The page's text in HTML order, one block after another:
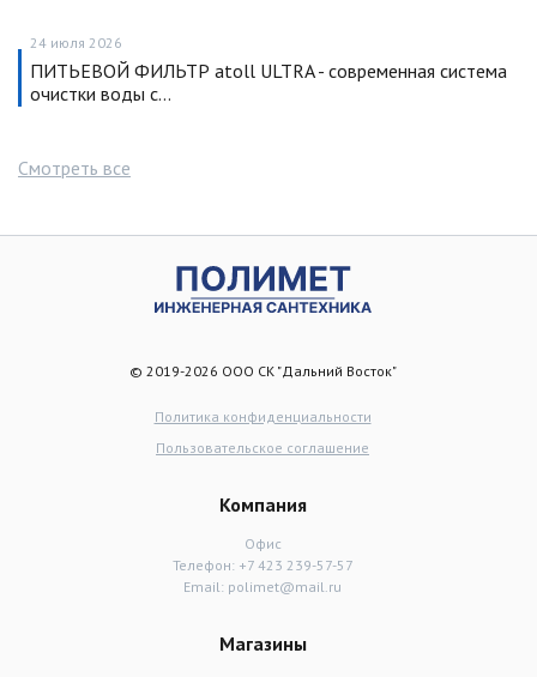
24 июля 2026
ПИТЬЕВОЙ ФИЛЬТР atoll ULTRA - современная система
очистки воды с…
Смотреть все
© 2019-2026 ООО СК "Дальний Восток"
Политика конфиденциальности
Пользовательское соглашение
Компания
Офис
Телефон: +7 423 239-57-57
Email: polimet@mail.ru
Магазины